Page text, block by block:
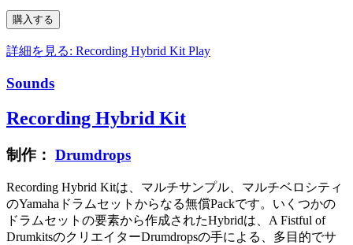
詳細を見る: Recording Hybrid Kit Play
Sounds
Recording Hybrid Kit
制作： Drumdrops
Recording Hybrid Kitは、マルチサンプル、マルチベロシティ
のYamahaドラムセットからなる無償Packです。いくつかの
ドラムセットの要素から作成されたHybridは、A Fistful of
DrumkitsのクリエイターDrumdropsの手による、多目的でサ